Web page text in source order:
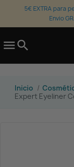
5€ EXTRA para
Envio
search
Inicio
Expert Eyeliner